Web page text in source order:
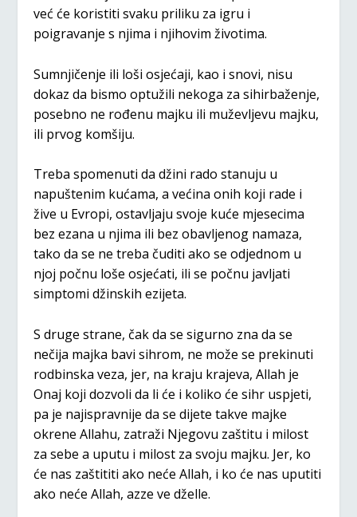
već će koristiti svaku priliku za igru i
poigravanje s njima i njihovim životima.
Sumnjičenje ili loši osjećaji, kao i snovi, nisu
dokaz da bismo optužili nekoga za sihirbaženje,
posebno ne rođenu majku ili muževljevu majku,
ili prvog komšiju.
Treba spomenuti da džini rado stanuju u
napuštenim kućama, a većina onih koji rade i
žive u Evropi, ostavljaju svoje kuće mjesecima
bez ezana u njima ili bez obavljenog namaza,
tako da se ne treba čuditi ako se odjednom u
njoj počnu loše osjećati, ili se počnu javljati
simptomi džinskih ezijeta.
S druge strane, čak da se sigurno zna da se
nečija majka bavi sihrom, ne može se prekinuti
rodbinska veza, jer, na kraju krajeva, Allah je
Onaj koji dozvoli da li će i koliko će sihr uspjeti,
pa je najispravnije da se dijete takve majke
okrene Allahu, zatraži Njegovu zaštitu i milost
za sebe a uputu i milost za svoju majku. Jer, ko
će nas zaštititi ako neće Allah, i ko će nas uputiti
ako neće Allah, azze ve dželle.